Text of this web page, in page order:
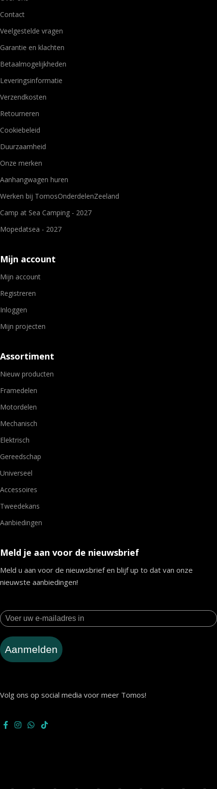
Contact
Veelgestelde vragen
Garantie en klachten
Betaalmogelijkheden
Leveringsinformatie
Verzendkosten
Retourneren
Cookiebeleid
Duurzaamheid
Onze merken
Aanhangwagen huren
Werken bij TomosOnderdelenZeeland
Camp at Sea Camping - 2027
Mopedatsea - 2027
Mijn account
Mijn account
Registreren
Inloggen
Mijn projecten
Assortiment
Nieuw producten
Framedelen
Motordelen
Mechanisch
Elektrisch
Gereedschap
Universeel
Accessoires
Tweedekans
Aanbiedingen
Meld je aan voor de nieuwsbrief
Meld u aan voor de nieuwsbrief en blijf up to dat van onze
nieuwste aanbiedingen!
Aanmelden
Volg ons op social media voor meer Tomos!